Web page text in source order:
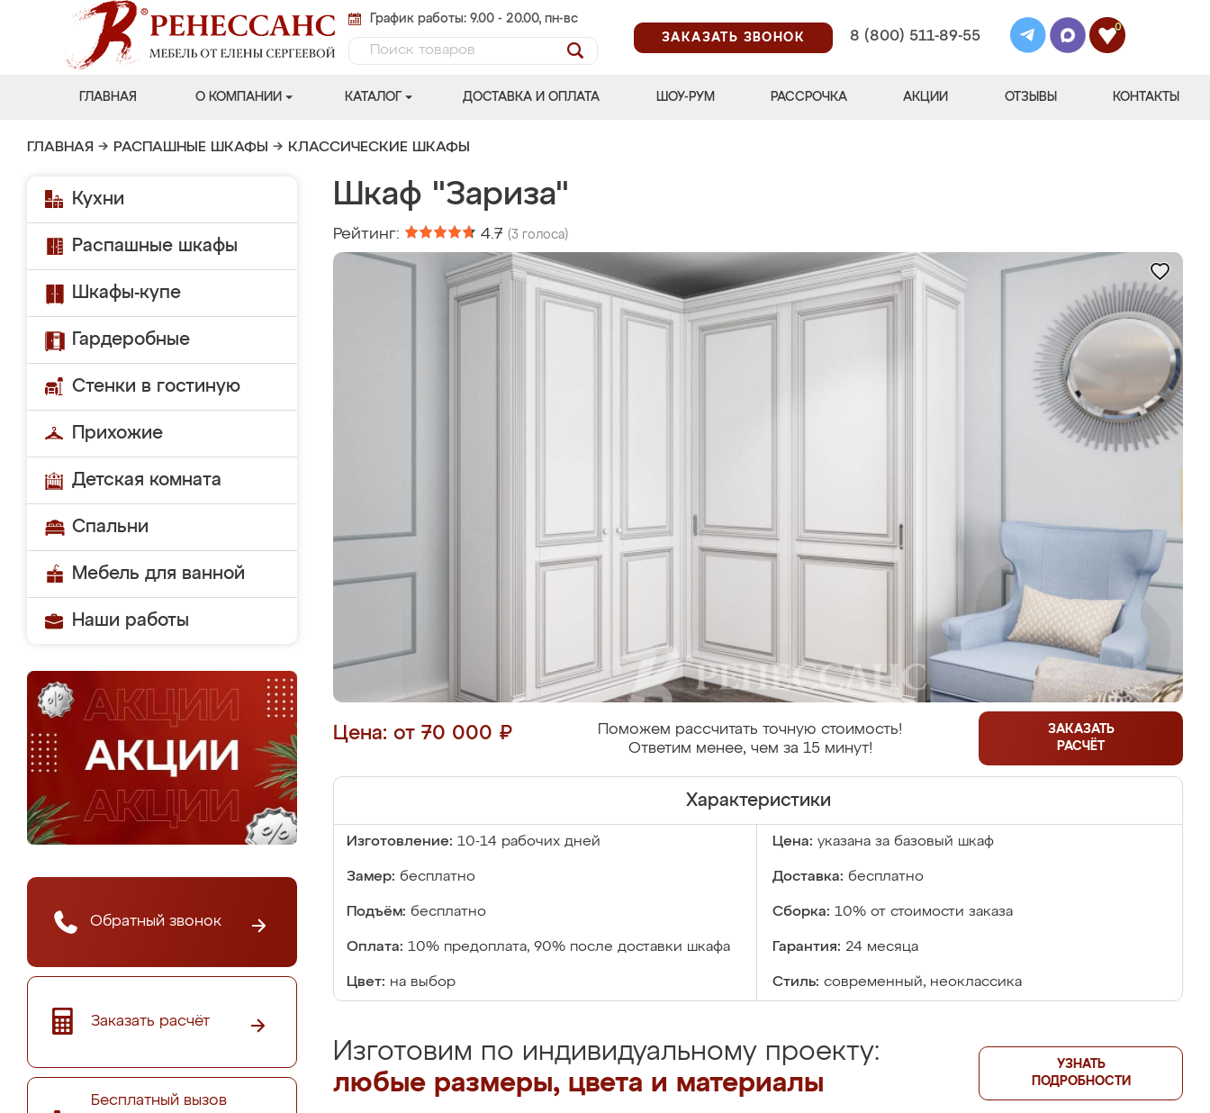
График работы: 9.00 - 20.00, пн-вс
ЗАКАЗАТЬ ЗВОНОК
8 (800) 511-89-55
0
ГЛАВНАЯ О КОМПАНИИ КАТАЛОГ ДОСТАВКА И ОПЛАТА ШОУ-РУМ РАССРОЧКА АКЦИИ ОТЗЫВЫ КОНТАКТЫ
ГЛАВНАЯ → РАСПАШНЫЕ ШКАФЫ → КЛАССИЧЕСКИЕ ШКАФЫ
Кухни
Распашные шкафы
Шкафы-купе
Гардеробные
Стенки в гостиную
Прихожие
Детская комната
Спальни
Мебель для ванной
Наши работы
Обратный звонок
Заказать расчёт
Бесплатный вызов
Шкаф "Зариза"
Рейтинг: 4.7 (3 голоса)
Цена: от 70 000 ₽
Поможем рассчитать точную стоимость!
Ответим менее, чем за 15 минут!
ЗАКАЗАТЬ
РАСЧЁТ
Характеристики
Изготовление: 10-14 рабочих дней Цена: указана за базовый шкаф
Замер: бесплатно Доставка: бесплатно
Подъём: бесплатно Сборка: 10% от стоимости заказа
Оплата: 10% предоплата, 90% после доставки шкафа Гарантия: 24 месяца
Цвет: на выбор Стиль: современный, неоклассика
Изготовим по индивидуальному проекту:
любые размеры, цвета и материалы
УЗНАТЬ
ПОДРОБНОСТИ